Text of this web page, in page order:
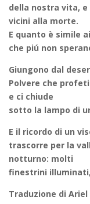
della nostra vita, e
vicini alla morte.
E quanto è simile
che piú non
Giungono dal
Polvere che
e ci chiude
sotto la lampo di
E il ricordo di un
trascorre per la
notturno: molti
finestrini
Traduzione di Ariel